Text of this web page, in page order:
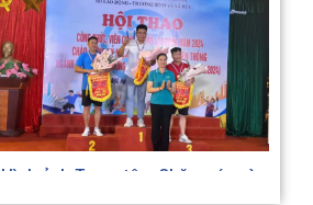
Hình ảnh Trung tâm Chăm sóc và
PHCN người tâm thần số 2 Hà
Nội tích cực tham gia Hội thao
của Ngành nhân kỷ niệm 79 năm